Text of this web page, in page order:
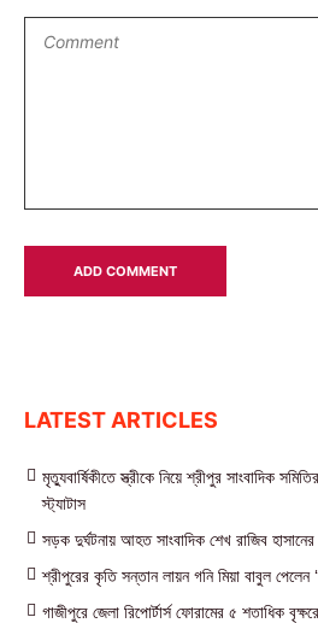
LATEST ARTICLES
মৃত্যুবার্ষিকীতে স্ত্রীকে নিয়ে শ্রীপুর সাংবাদিক
স্ট্যাটাস
সড়ক দুর্ঘটনায় আহত সাংবাদিক শেখ রাজিব
শ্রীপুরের কৃতি সন্তান লায়ন গনি মিয়া বাবুল পেলেন
গাজীপুরে জেলা রিপোর্টার্স ফোরামের ৫ শতাধিক